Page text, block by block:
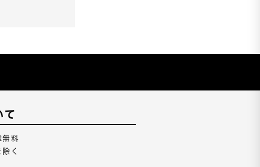
て
無料
く